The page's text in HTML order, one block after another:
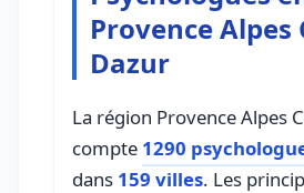
Provence Alpes
Dazur
La région Provence Alpes
compte 1290
dans 159 villes. Les